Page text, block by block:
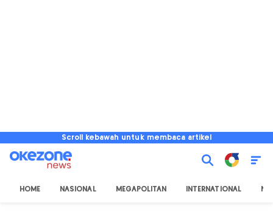
Scroll kebawah untuk membaca artikel
HOME NASIONAL MEGAPOLITAN INTERNATIONAL